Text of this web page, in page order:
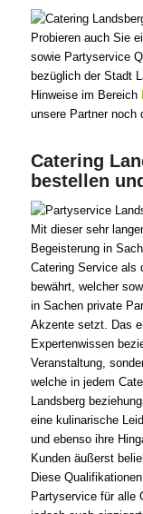
Probieren auch Sie
sowie Partyservice
bezüglich der Stadt
Hinweise im Bereich
unsere Partner noch
Catering
bestellen
Mit dieser sehr
Begeisterung in
Catering Service als
bewährt, welcher
in Sachen private
Akzente setzt. Das
Expertenwissen
Veranstaltung,
welche in jedem
Landsberg
eine kulinarische
und ebenso ihre
Kunden äußerst
Diese
Partyservice für alle